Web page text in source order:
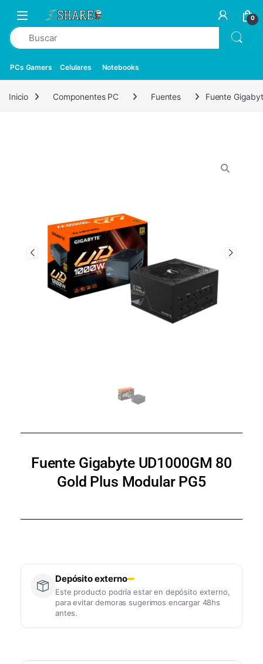
0
PCs Gamers Celulares Notebooks
Inicio Componentes PC Fuentes Fuente
Fuente Gigabyte UD1000GM 80
Gold Plus Modular PG5
Depósito externo
Este producto podría estar en depósito externo,
para evitar demoras sugerimos encargar 48hs
antes.